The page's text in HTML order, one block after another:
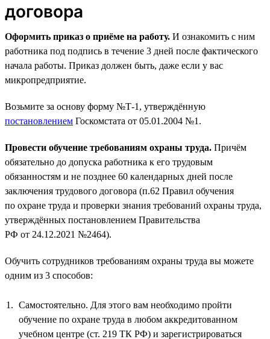
договора
Оформить приказ о приёме на работу. И ознакомить с ним
работника под подпись в течение 3 дней после фактического
начала работы. Приказ должен быть, даже если у вас
микропредприятие.
Возьмите за основу форму №Т-1, утверждённую
постановлением Госкомстата от 05.01.2004 №1.
Провести обучение требованиям охраны труда. Причём
обязательно до допуска работника к его трудовым
обязанностям и не позднее 60 календарных дней после
заключения трудового договора (п.62 Правил обучения
по охране труда и проверки знания требований охраны труда,
утверждённых постановлением Правительства
РФ от 24.12.2021 №2464).
Обучить сотрудников требованиям охраны труда вы можете
одним из 3 способов:
Самостоятельно. Для этого вам необходимо пройти
обучение по охране труда в любом аккредитованном
учебном центре (ст. 219 ТК РФ) и зарегистрироваться